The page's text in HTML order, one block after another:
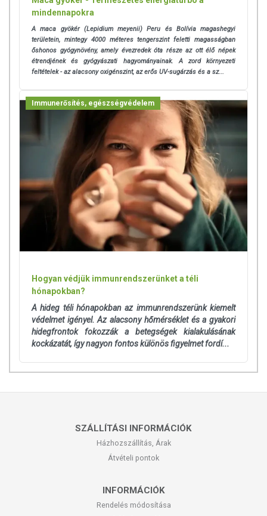
mindennapokra
A maca gyökér (Lepidium meyenii) Peru és Bolívia magashegyi
területein, mintegy 4000 méteres tengerszint feletti magasságban
őshonos gyógynövény, amely évezredek óta része az ott élő népek
étrendjének és gyógyászati hagyományainak. A zord környezeti
feltételek - az alacsony oxigénszint, az erős UV-sugárzás és a sz...
Immunerősítés, egészségvédelem
Hogyan védjük immunrendszerünket a téli
hónapokban?
A hideg téli hónapokban az immunrendszerünk kiemelt
védelmet igényel. Az alacsony hőmérséklet és a gyakori
hidegfrontok fokozzák a betegségek kialakulásának
kockázatát, így nagyon fontos különös figyelmet fordí...
SZÁLLÍTÁSI INFORMÁCIÓK
Házhozszállítás, Árak
Átvételi pontok
INFORMÁCIÓK
Rendelés módosítása